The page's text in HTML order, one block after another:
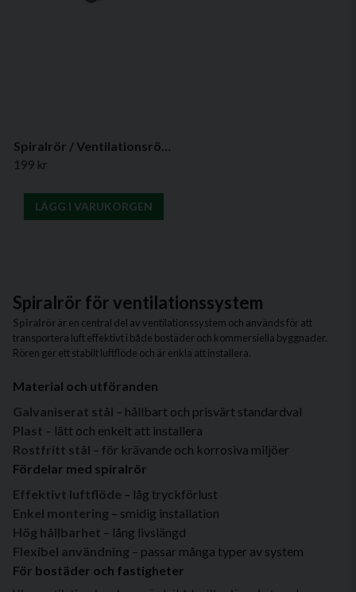
Spiralrör / Ventilationsrör i flera längder & diametrar 2 - 3 meter
199 kr
LÄGG I VARUKORGEN
Spiralrör för ventilationssystem
Spiralrörär en central del av ventilationssystem och används för att
transportera luft effektivt i både bostäder och kommersiella byggnader.
Rören ger ett stabilt luftflöde och är enkla att installera.
Material och utföranden
Galvaniserat stål – hållbart och prisvärt standardval
Plast – lätt och enkelt att installera
Rostfritt stål – för krävande och korrosiva miljöer
Fördelar med spiralrör
Effektivt luftflöde – låg tryckförlust
Enkel montering – smidig installation
Hög hållbarhet – lång livslängd
Flexibel användning – passar många typer av system
För bostäder och fastigheter